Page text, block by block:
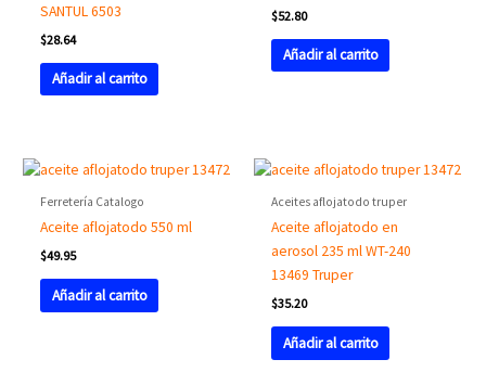
SANTUL 6503
$28.64
Añadir al carrito
$52.80
Añadir al carrito
Ferretería Catalogo
Aceite aflojatodo 550 ml
$49.95
Añadir al carrito
Aceites aflojatodo truper
Aceite aflojatodo en
aerosol 235 ml WT-240
13469 Truper
$35.20
Añadir al carrito